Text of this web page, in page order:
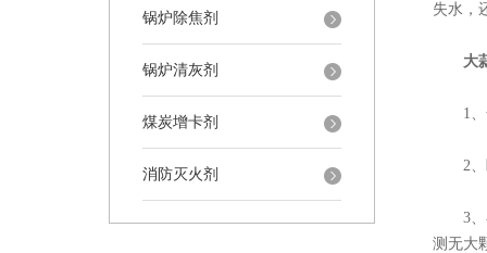
锅炉除焦剂
锅炉清灰剂
煤炭增卡剂
消防灭火剂
失水，
大
1、
2、断
3、在
测无大